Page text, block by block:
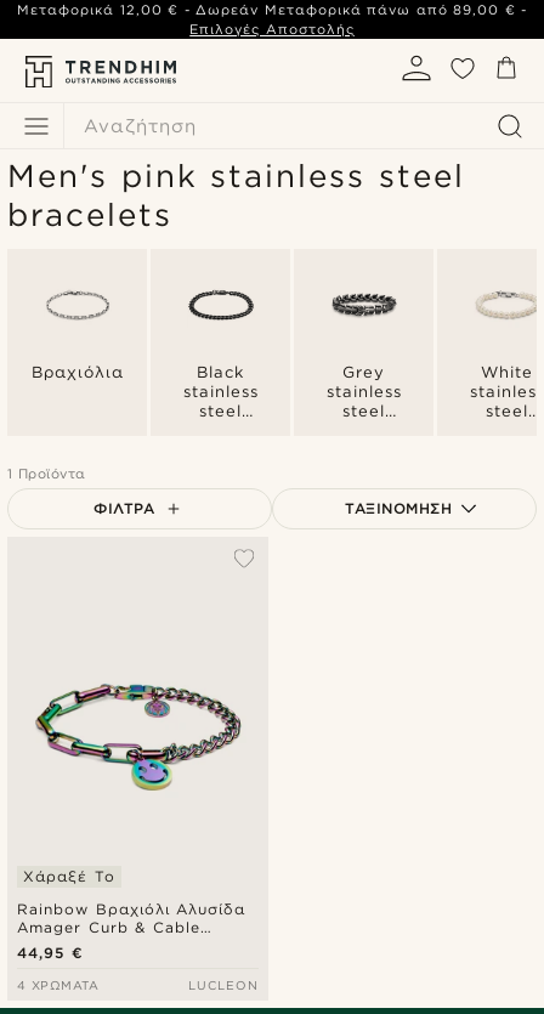
Αναζήτηση
Μεταφορικά 12,00 € - Δωρεάν Μεταφορικά πάνω από 89,00 € -
Επιλογές Αποστολής
Men's pink stainless steel
bracelets
Βραχιόλια
Black
stainless
steel
Grey
stainless
steel
White
stainless
steel
1 Προϊόντα
ΦΊΛΤΡΑ ΤΑΞΙΝΌΜΗΣΗ
Rainbow Βραχιόλι Αλυσίδα
Amager Curb & Cable
Clarke με Κρεμαστό Smiley
Χάραξέ Το
44,95 €
4 ΧΡΏΜΑΤΑ LUCLEON